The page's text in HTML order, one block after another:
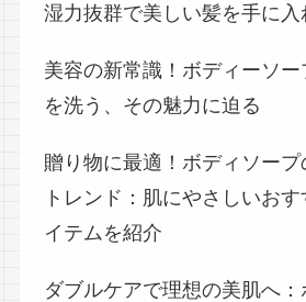
湿力抜群で美しい髪を手に入
美容の新常識！ボディーソー
を洗う、その魅力に迫る
贈り物に最適！ボディソープ
トレンド：肌にやさしいおす
イテムを紹介
ダブルケアで理想の美肌へ：